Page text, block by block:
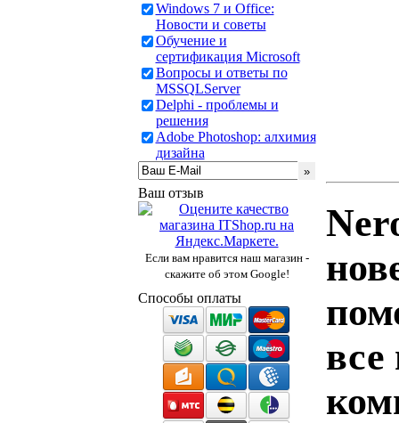
Windows 7 и Office:
Новости и советы
Обучение и
сертификация Microsoft
Вопросы и ответы по
MSSQLServer
Delphi - проблемы и
решения
Adobe Photoshop: алхимия
дизайна
Ваш отзыв
Если вам нравится наш магазин -
скажите об этом Google!
Способы оплаты
все